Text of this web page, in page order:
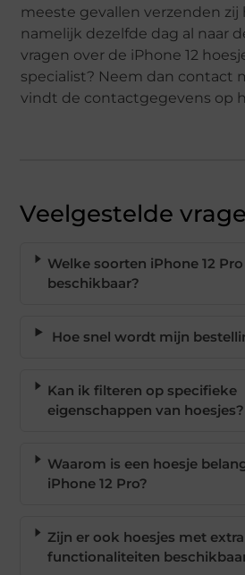
meeste gevallen verzenden zij
namelijk dezelfde dag al naar
vragen over de iPhone 12
specialist? Neem dan contact
vindt de contactgegevens op
Veelgestelde
Welke soorten iPhone 12
beschikbaar?
Hoe snel wordt mijn
Kan ik filteren op specifieke
eigenschappen van hoesjes?
Waarom is een hoesje
iPhone 12 Pro?
Zijn er ook hoesjes met extra
functionaliteiten